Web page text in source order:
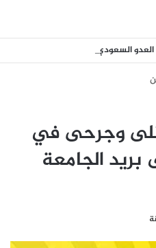
وجرحى في
الجامعة